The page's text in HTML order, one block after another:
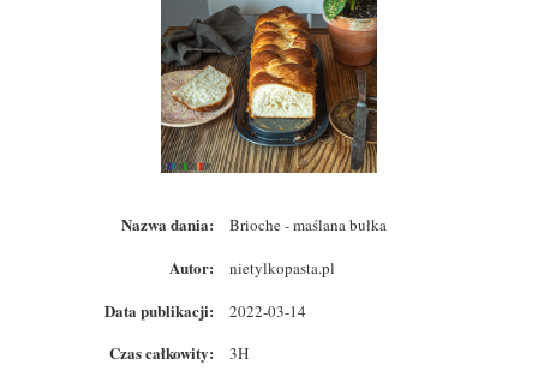
Nazwa dania: Brioche - maślana bułka
Autor: nietylkopasta.pl
Data publikacji: 2022-03-14
Czas całkowity: 3H